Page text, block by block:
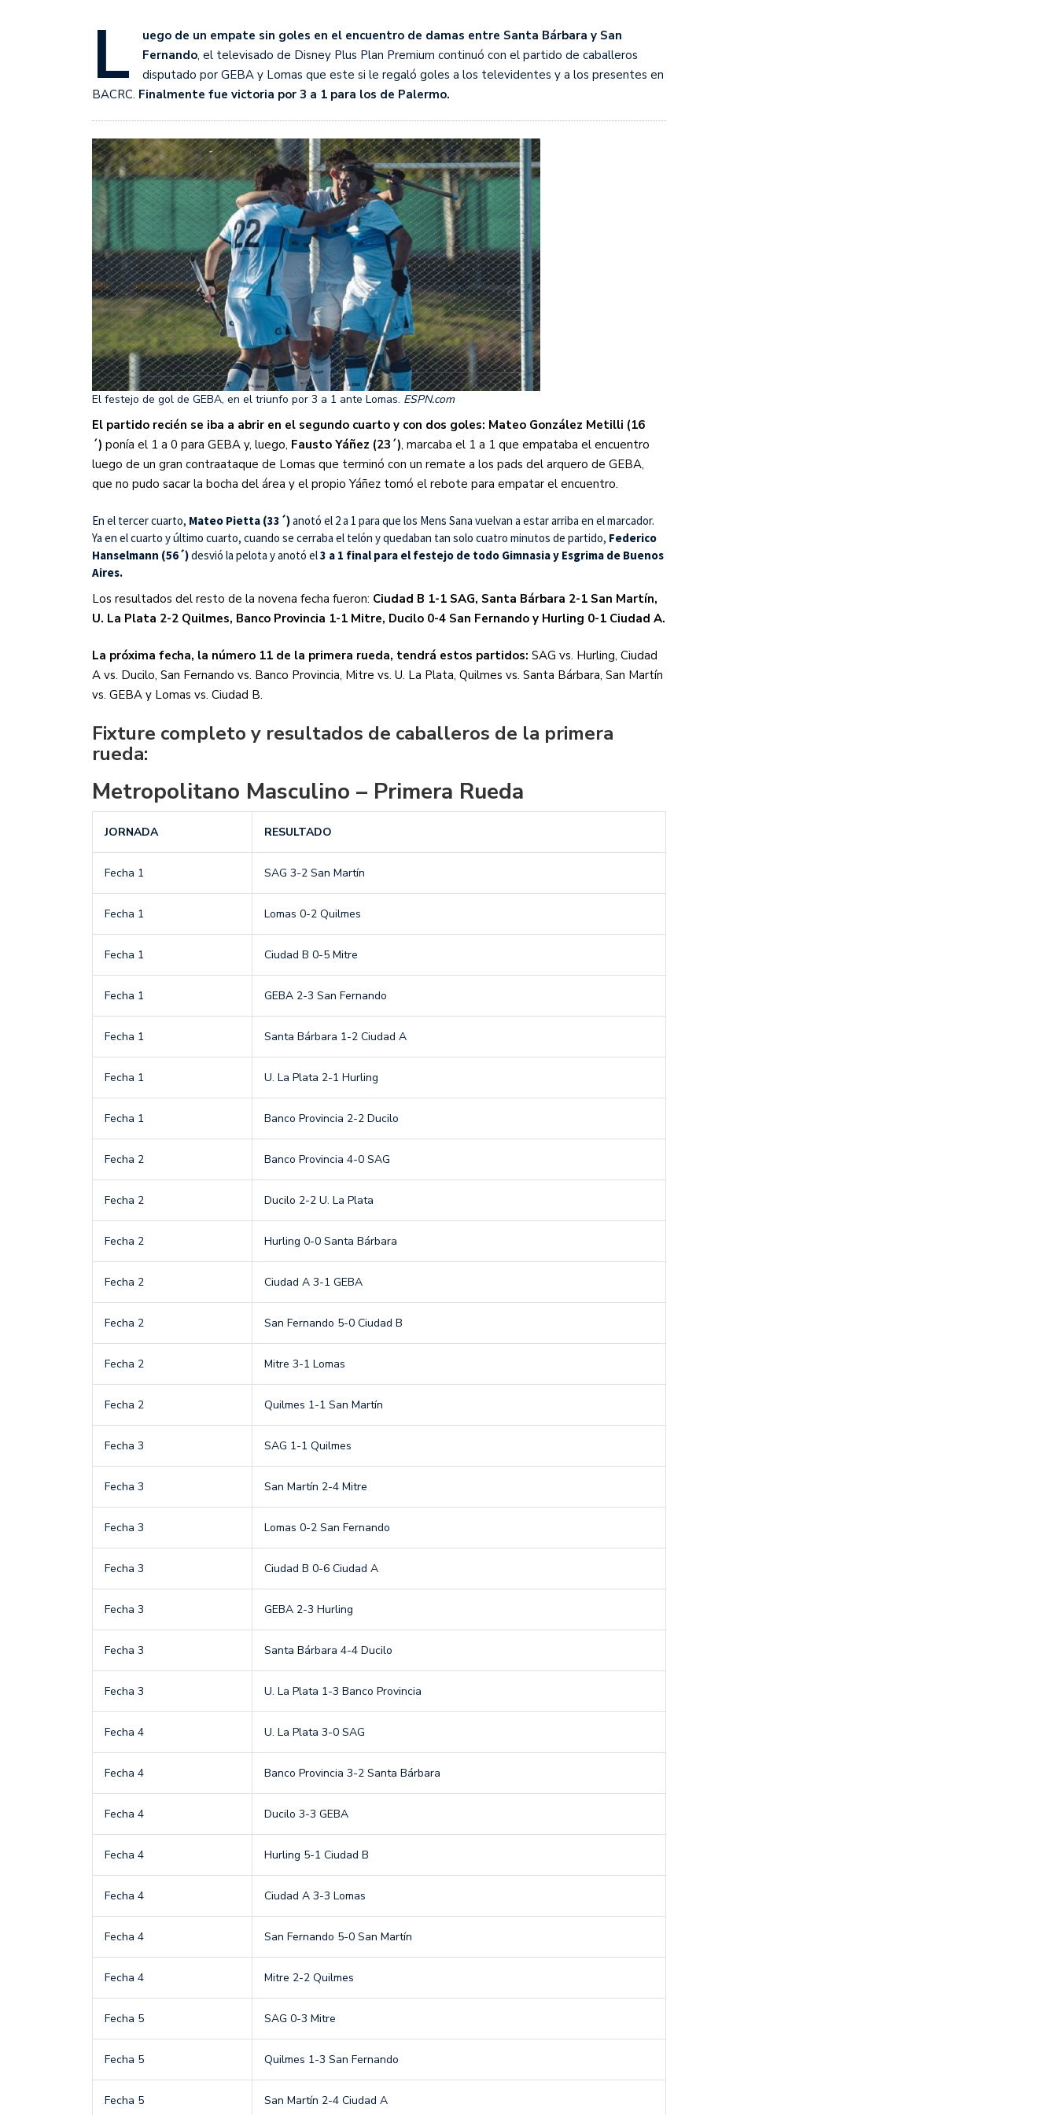
Empieza el Clausura: las diez cosas que tenés que saber
L
uego de un empate sin goles en el encuentro de damas entre Santa Bárbara y San
Fernando, el televisado de Disney Plus Plan Premium continuó con el partido de caballeros
disputado por GEBA y Lomas que este si le regaló goles a los televidentes y a los presentes en
BACRC. Finalmente fue victoria por 3 a 1 para los de Palermo.
El festejo de gol de GEBA, en el triunfo por 3 a 1 ante Lomas. ESPN.com
El partido recién se iba a abrir en el segundo cuarto y con dos goles: Mateo González Metilli (16
´) ponía el 1 a 0 para GEBA y, luego, Fausto Yáñez (23´), marcaba el 1 a 1 que empataba el encuentro
luego de un gran contraataque de Lomas que terminó con un remate a los pads del arquero de GEBA,
que no pudo sacar la bocha del área y el propio Yáñez tomó el rebote para empatar el encuentro.
En el tercer cuarto, Mateo Pietta (33´)anotó el 2 a 1 para que los Mens Sana vuelvan a estar arriba en el marcador.
Ya en el cuarto y último cuarto, cuando se cerraba el telón y quedaban tan solo cuatro minutos de partido, Federico
Hanselmann (56´)desvió la pelota y anotó el3 a 1 final para el festejo de todo Gimnasia y Esgrima de Buenos
Aires.
Los resultados del resto de la novena fecha fueron: Ciudad B 1-1 SAG, Santa Bárbara 2-1 San Martín,
U. La Plata 2-2 Quilmes, Banco Provincia 1-1 Mitre, Ducilo 0-4 San Fernando y Hurling 0-1 Ciudad A.
La próxima fecha, la número 11 de la primera rueda, tendrá estos partidos: SAG vs. Hurling, Ciudad
A vs. Ducilo, San Fernando vs. Banco Provincia, Mitre vs. U. La Plata, Quilmes vs. Santa Bárbara, San Martín
vs. GEBA y Lomas vs. Ciudad B.
Fixture completo y resultados de caballeros de la primera
rueda:
Metropolitano Masculino – Primera Rueda
JORNADA RESULTADO
Fecha 1 SAG 3-2 San Martín
Fecha 1 Lomas 0-2 Quilmes
Fecha 1 Ciudad B 0-5 Mitre
Fecha 1 GEBA 2-3 San Fernando
Fecha 1 Santa Bárbara 1-2 Ciudad A
Fecha 1 U. La Plata 2-1 Hurling
Fecha 1 Banco Provincia 2-2 Ducilo
Fecha 2 Banco Provincia 4-0 SAG
Fecha 2 Ducilo 2-2 U. La Plata
Fecha 2 Hurling 0-0 Santa Bárbara
Fecha 2 Ciudad A 3-1 GEBA
Fecha 2 San Fernando 5-0 Ciudad B
Fecha 2 Mitre 3-1 Lomas
Fecha 2 Quilmes 1-1 San Martín
Fecha 3 SAG 1-1 Quilmes
Fecha 3 San Martín 2-4 Mitre
Fecha 3 Lomas 0-2 San Fernando
Fecha 3 Ciudad B 0-6 Ciudad A
Fecha 3 GEBA 2-3 Hurling
Fecha 3 Santa Bárbara 4-4 Ducilo
Fecha 3 U. La Plata 1-3 Banco Provincia
Fecha 4 U. La Plata 3-0 SAG
Fecha 4 Banco Provincia 3-2 Santa Bárbara
Fecha 4 Ducilo 3-3 GEBA
Fecha 4 Hurling 5-1 Ciudad B
Fecha 4 Ciudad A 3-3 Lomas
Fecha 4 San Fernando 5-0 San Martín
Fecha 4 Mitre 2-2 Quilmes
Fecha 5 SAG 0-3 Mitre
Fecha 5 Quilmes 1-3 San Fernando
Fecha 5 San Martín 2-4 Ciudad A